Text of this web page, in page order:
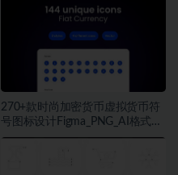
270+款时尚加密货币虚拟货币符
号图标设计Figma_PNG_AI格式素
材